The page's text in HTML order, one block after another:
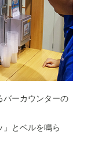
バーカウンターの
とベルを鳴ら